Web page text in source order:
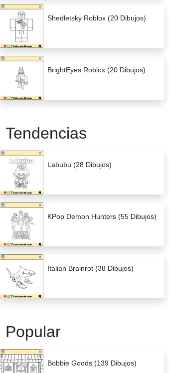
Shedletsky Roblox (20 Dibujos)
BrightEyes Roblox (20 Dibujos)
Tendencias
Labubu (28 Dibujos)
KPop Demon Hunters (55 Dibujos)
Italian Brainrot (38 Dibujos)
Popular
Bobbie Goods (139 Dibujos)